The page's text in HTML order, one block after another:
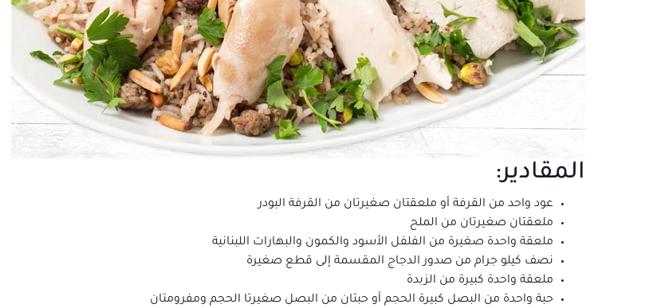
المقادير:
عود واحد من القرفة أو ملعقتان صغيرتان من القرفة البودر
ملعقتان صغيرتان من الملح
ملعقة واحدة صغيرة من الفلفل الأسود والكمون والبهارات اللبنانية
نصف كيلو جرام من صدور الدجاج المقسمة إلى قطع صغيرة
ملعقة واحدة كبيرة من الزبدة
حبة واحدة من البصل كبيرة الحجم أو حبتان من البصل صغيرتا الحجم ومفرومتان